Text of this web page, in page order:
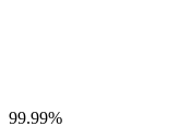
99.99%